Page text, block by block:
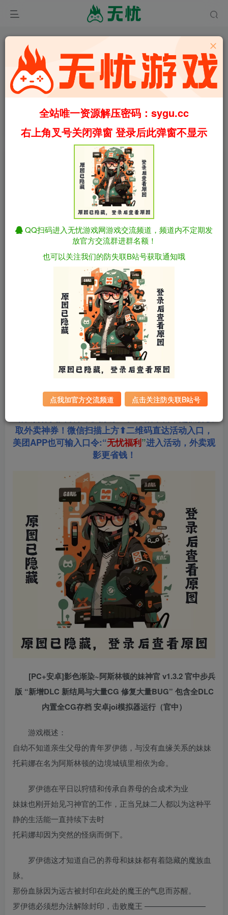
[PC+安卓]影色渐染~阿斯林顿的妹神官 v1.3.2 官中步兵
版 “新增DLC 新结局与大量CG 修复大量BUG” 包含全
DLC 内置全CG存档 安卓joi模拟器运行（官中）
首页 手机游戏 正文
52
[PC+安卓]影色渐染~阿斯林顿的妹神官 v1.3.2
官中步兵版 “新增DLC 新结局与大量CG 修复大量BUG” 包
含全DLC 内置全CG存档 安卓joi模拟器运行（官中）
迅雷下载
全站统一解压密码：
sygu.cc
2025年07月22日
取外卖神券！微信扫描上方⬆二维码直达活动入口，
美团APP也可输入口令:“无忧福利”进入活动，外卖观
影更省钱！
[PC+安卓]影色渐染~阿斯林顿的妹神官 v1.3.2 官中步兵
版 “新增DLC 新结局与大量CG 修复大量BUG” 包含全DLC
内置全CG存档 安卓joi模拟器运行（官中）
游戏概述：
自幼不知道亲生父母的青年罗伊德，与没有血缘关系的妹妹
托莉娜在名为阿斯林顿的边境城镇里相依为命。
罗伊德在平日以狩猎和传承自养母的合成术为业
妹妹也刚开始见习神官的工作，正当兄妹二人都以为这种平
静的生活能一直持续下去时
托莉娜却因为突然的怪病而倒下。
罗伊德这才知道自己的养母和妹妹都有着隐藏的魔族血
脉。
那份血脉因为远古被封印在此处的魔王的气息而苏醒。
罗伊德必须想办法解除封印，击败魔王 ————————
全站唯一资源解压密码：sygu.cc
右上角叉号关闭弹窗 登录后此弹窗不显示
QQ扫码进入无忧游戏网游戏交流频道，频道内不定期发
放官方交流群进群名额！
也可以关注我们的防失联B站号获取通知哦
点我加官方交流频道 点击关注防失联B站号